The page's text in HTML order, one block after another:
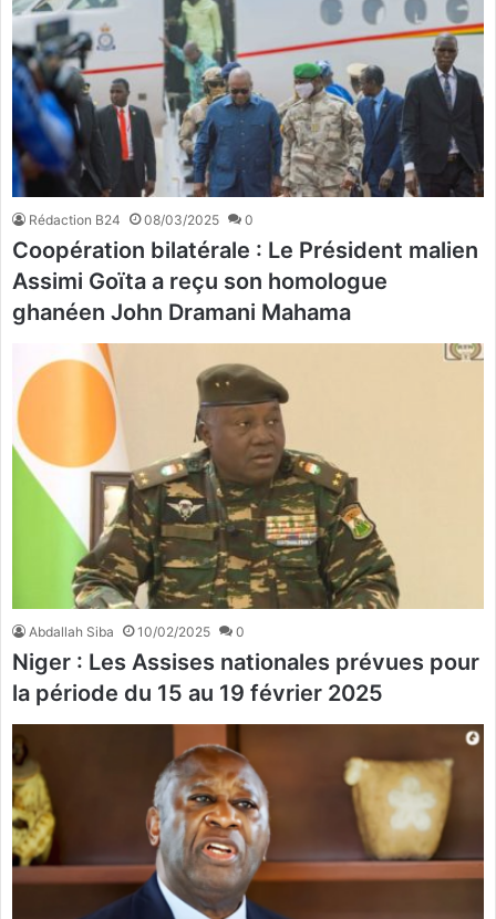
Rédaction B24 08/03/2025 0
Coopération bilatérale : Le Président malien
Assimi Goïta a reçu son homologue
ghanéen John Dramani Mahama
Abdallah Siba 10/02/2025 0
Niger : Les Assises nationales prévues pour
la période du 15 au 19 février 2025